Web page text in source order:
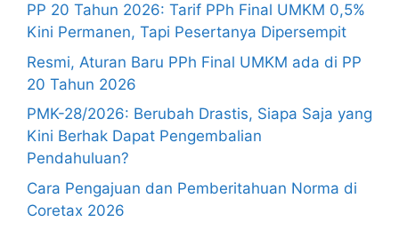
PP 20 Tahun 2026: Tarif PPh Final UMKM 0,5%
Kini Permanen, Tapi Pesertanya Dipersempit
Resmi, Aturan Baru PPh Final UMKM ada di PP
20 Tahun 2026
PMK-28/2026: Berubah Drastis, Siapa Saja yang
Kini Berhak Dapat Pengembalian
Pendahuluan?
Cara Pengajuan dan Pemberitahuan Norma di
Coretax 2026